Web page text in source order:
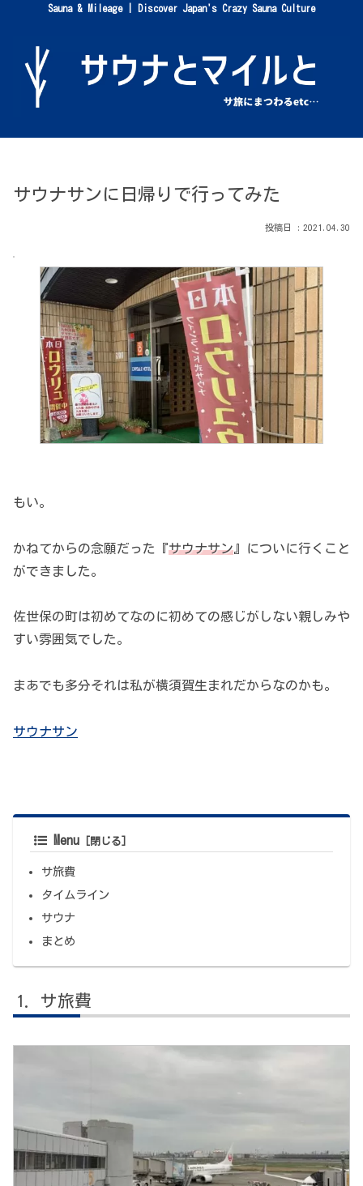
Sauna & Mileage | Discover Japan's Crazy Sauna Culture
サウナサンに日帰りで行ってみた
2021.04.30
もい。
かねてからの念願だった『サウナサン 』についに行くこと
ができました。
佐世保の町は初めてなのに初めての感じがしない親しみや
すい雰囲気でした。
まあでも多分それは私が横須賀生まれだからなのかも。
サウナサン
Menu
サ旅費
タイムライン
サウナ
まとめ
サ旅費